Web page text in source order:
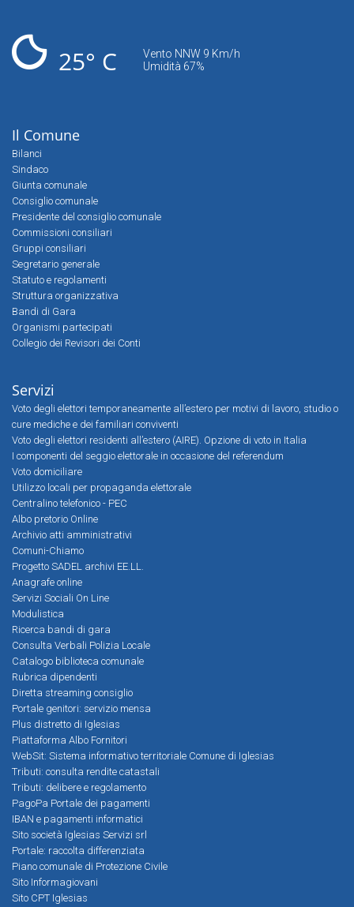
25° C
Vento NNW 9 Km/h
Umidità 67%
Il Comune
Bilanci
Sindaco
Giunta comunale
Consiglio comunale
Presidente del consiglio comunale
Commissioni consiliari
Gruppi consiliari
Segretario generale
Statuto e regolamenti
Struttura organizzativa
Bandi di Gara
Organismi partecipati
Collegio dei Revisori dei Conti
Servizi
Voto degli elettori temporaneamente all’estero per motivi di lavoro, studio o
cure mediche e dei familiari conviventi
Voto degli elettori residenti all’estero (AIRE). Opzione di voto in Italia
I componenti del seggio elettorale in occasione del referendum
Voto domiciliare
Utilizzo locali per propaganda elettorale
Centralino telefonico - PEC
Albo pretorio Online
Archivio atti amministrativi
Comuni-Chiamo
Progetto SADEL archivi EE.LL.
Anagrafe online
Servizi Sociali On Line
Modulistica
Ricerca bandi di gara
Consulta Verbali Polizia Locale
Catalogo biblioteca comunale
Rubrica dipendenti
Diretta streaming consiglio
Portale genitori: servizio mensa
Plus distretto di Iglesias
Piattaforma Albo Fornitori
WebSit: Sistema informativo territoriale Comune di Iglesias
Tributi: consulta rendite catastali
Tributi: delibere e regolamento
PagoPa Portale dei pagamenti
IBAN e pagamenti informatici
Sito società Iglesias Servizi srl
Portale: raccolta differenziata
Piano comunale di Protezione Civile
Sito Informagiovani
Sito CPT Iglesias